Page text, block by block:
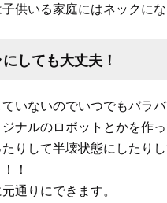
供いる家庭にはネックにな
しても大丈夫！
いないのでいつでもバラバ
ナルのロボットとかを作っ
りして半壊状態にしたりし
！
通りにできます。